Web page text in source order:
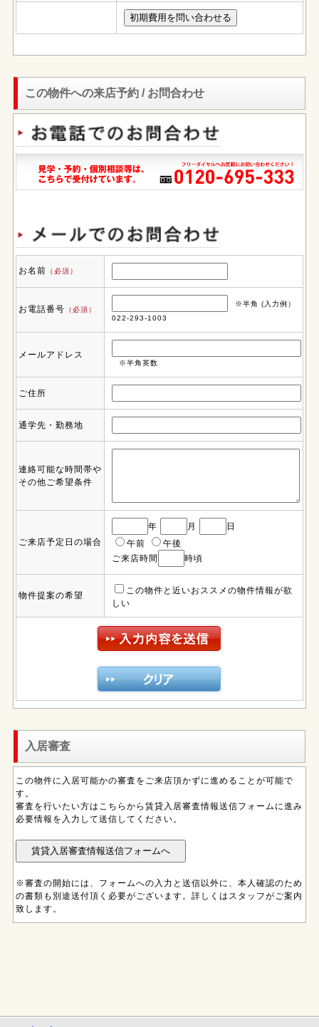
この物件への来店予約 / お問合わせ
お名前 （必須）
お電話番号 （必須）
※半角 (入力例）
022-293-1003
メールアドレス
※半角英数
ご住所
通学先・勤務地
連絡可能な時間帯や
その他ご希望条件
ご来店予定日の場合
年 月
日
午前
午後
ご来店時間
時頃
物件提案の希望
この物件と近いおススメの物件情報が欲
しい
入居審査
この物件に入居可能かの審査をご来店頂かずに進めることが可能で
す。
審査を行いたい方はこちらから賃貸入居審査情報送信フォームに進み
必要情報を入力して送信してください。
※審査の開始には、フォームへの入力と送信以外に、本人確認のため
の書類も別途送付頂く必要がございます。詳しくはスタッフがご案内
致します。